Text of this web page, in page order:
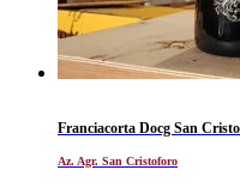
Franciacorta Docg San
Az. Agr. San Cristoforo